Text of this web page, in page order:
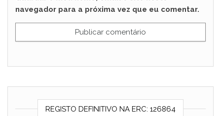
navegador para a próxima vez que eu comentar.
REGISTO DEFINITIVO NA ERC: 126864